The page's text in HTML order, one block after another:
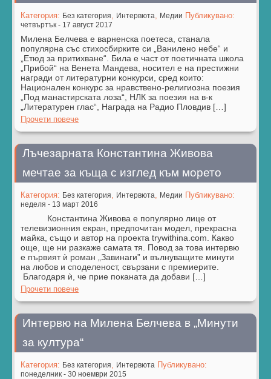
Категория: Без категория Интервюта Медии Публикувано:
четвъртък - 17 август 2017
Милена Белчева е варненска поетеса, станала
популярна със стихосбирките си „Ванилено небе“ и
„Етюд за притихване“. Била е част от поетичната школа
„Прибой“ на Венета Мандева, носител е на престижни
награди от литературни конкурси, сред които:
Национален конкурс за нравствено-религиозна поезия
„Под манастирската лоза“, НЛК за поезия на в-к
„Литературен глас“, Награда на Радио Пловдив […]
Прочети повече
Лъчезарната Константина Живова
мечтае за къща с изглед към морето
Категория: Без категория Интервюта Медии Публикувано:
неделя - 13 март 2016
Константина Живова е популярно лице от
телевизионния екран, предпочитан модел, прекрасна
майка, също и автор на проекта trywithina.com. Какво
още, ще ни разкаже самата тя. Повод за това интервю
е първият ѝ роман „Завинаги” и вълнуващите минути
на любов и споделеност, свързани с премиерите.
Благодаря ѝ, че прие поканата да добави […]
Прочети повече
Интервю на Милена Белчева в „Минути
за култура“
Категория: Без категория Интервюта Публикувано:
понеделник - 30 ноември 2015